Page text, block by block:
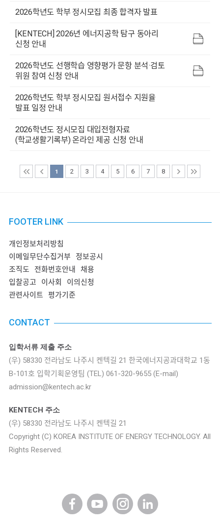
2026학년도 학부 정시모집 최종 합격자 발표
[KENTECH] 2026년 에너지공학 탐구 동아리
신청 안내
2026학년도 선행학습 영향평가 문항 분석·검토
위원 참여 신청 안내
2026학년도 학부 정시모집 원서접수 지원율
발표 일정 안내
2026학년도 정시모집 대입전형자료
(학교생활기록부) 온라인 제공 신청 안내
1 2 3 4 5 6 7 8
FOOTER LINK
개인정보처리방침
이메일무단수집거부
정보공시
조직도
전화번호안내
채용
입찰공고
이사회
이의신청
관련사이트
평가기준
CONTACT
입학서류 제출 주소
(우) 58330 전라남도 나주시 켄텍길 21 한국에너지공과대학교 1동
B-101호 입학기획운영팀 (TEL) 061-320-9655 (E-mail)
admission@kentech.ac.kr
KENTECH 주소
(우) 58330 전라남도 나주시 켄텍길 21
Copyright (C) KOREA INSTITUTE OF ENERGY TECHNOLOGY. All
Rights Reserved.